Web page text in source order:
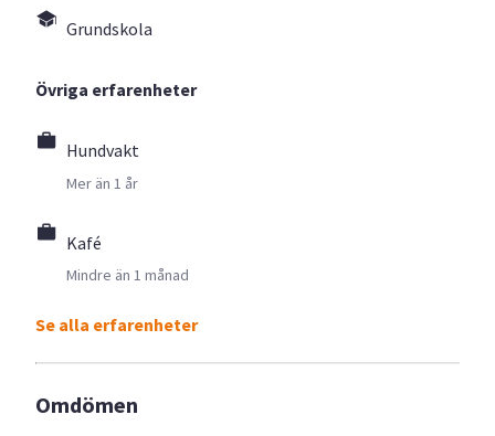
Grundskola
Övriga erfarenheter
Hundvakt
Mer än 1 år
Kafé
Mindre än 1 månad
Se alla erfarenheter
Omdömen